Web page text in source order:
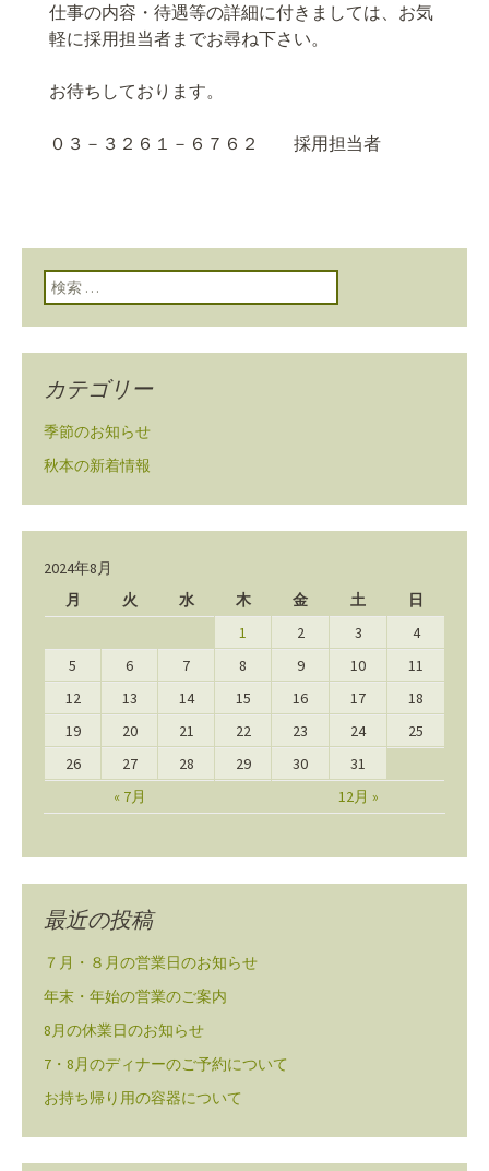
仕事の内容・待遇等の詳細に付きましては、お気
軽に採用担当者までお尋ね下さい。
お待ちしております。
０３－３２６１－６７６２ 採用担当者
検索:
カテゴリー
季節のお知らせ
秋本の新着情報
2024年8月
月
火 水 木 金 土 日
« 7月 12月 »
1 2 3
4
5
6 7 8 9 10
11
12
13 14 15 16 17
18
19
20 21 22 23 24
25
26
27 28 29 30 31
最近の投稿
７月・８月の営業日のお知らせ
年末・年始の営業のご案内
8月の休業日のお知らせ
7・8月のディナーのご予約について
お持ち帰り用の容器について